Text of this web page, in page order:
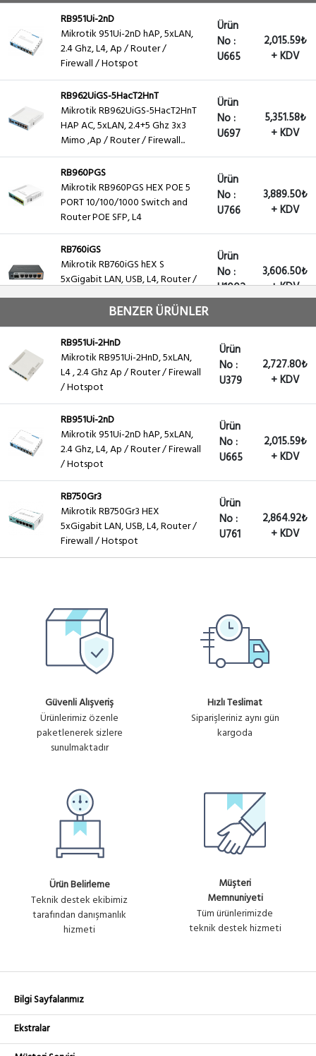
RB951Ui-2nD
Mikrotik 951Ui-2nD hAP, 5xLAN,
2.4 Ghz, L4, Ap / Router /
Firewall / Hotspot
Ürün
No :
U665
2,015.59₺
+ KDV
RB962UiGS-5HacT2HnT
Mikrotik RB962UiGS-5HacT2HnT
HAP AC, 5xLAN, 2.4+5 Ghz 3x3
Mimo ,Ap / Router / Firewall...
Ürün
No :
U697
5,351.58₺
+ KDV
RB960PGS
Mikrotik RB960PGS HEX POE 5
PORT 10/100/1000 Switch and
Router POE SFP, L4
Ürün
No :
U766
3,889.50₺
+ KDV
RB760iGS
Mikrotik RB760iGS hEX S
5xGigabit LAN, USB, L4, Router /
Firewall / Hotspot
Ürün
No :
U1002
3,606.50₺
+ KDV
RB750Gr3
Mikrotik RB750Gr3 HEX
5xGigabit LAN, USB, L4, Router /
Firewall / Hotspot
No :
U761
+ KDV
BENZER ÜRÜNLER
RB951Ui-2HnD
Mikrotik RB951Ui-2HnD, 5xLAN,
L4 , 2.4 Ghz Ap / Router / Firewall
/ Hotspot
Ürün
No :
U379
2,727.80₺
+ KDV
RB951Ui-2nD
Mikrotik 951Ui-2nD hAP, 5xLAN,
2.4 Ghz, L4, Ap / Router / Firewall
/ Hotspot
Ürün
No :
U665
2,015.59₺
+ KDV
RB750Gr3
Mikrotik RB750Gr3 HEX
5xGigabit LAN, USB, L4, Router /
Firewall / Hotspot
Ürün
No :
U761
2,864.92₺
+ KDV
Güvenli Alışveriş
Ürünlerimiz özenle
paketlenerek sizlere
sunulmaktadır
Hızlı Teslimat
Siparişleriniz aynı gün
kargoda
Ürün Belirleme
Teknik destek ekibimiz
tarafından danışmanlık
hizmeti
Müşteri
Memnuniyeti
Tüm ürünlerimizde
teknik destek hizmeti
Bilgi Sayfalarımız
Ekstralar